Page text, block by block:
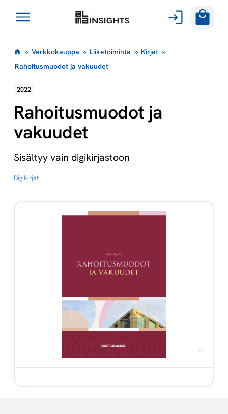
sisältöön
Avaa
» Verkkokauppa » Liiketoiminta » Kirjat »
Rahoitusmuodot ja vakuudet
2022
Rahoitusmuodot ja
vakuudet
Sisältyy vain digikirjastoon
Digikirjat